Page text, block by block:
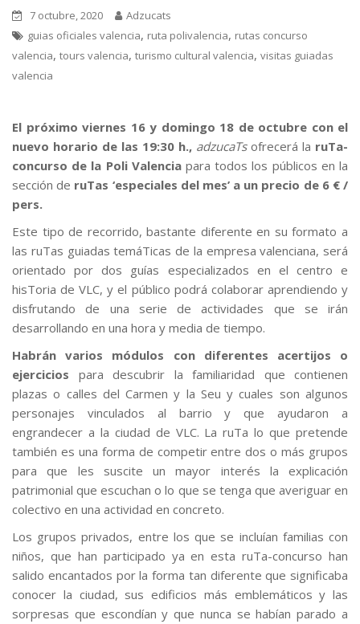
7 octubre, 2020
Adzucats
guias oficiales valencia, ruta polivalencia, rutas concurso
valencia, tours valencia, turismo cultural valencia, visitas guiadas
valencia
El próximo viernes 16 y domingo 18 de octubre con el
nuevo horario de las 19:30 h., adzucaTs ofrecerá la ruTa-
concurso de la Poli Valencia para todos los públicos en la
sección de ruTas ‘especiales del mes’ a un precio de 6 € /
pers.
Este tipo de recorrido, bastante diferente en su formato a
las ruTas guiadas temáTicas de la empresa valenciana, será
orientado por dos guías especializados en el centro e
hisToria de VLC, y el público podrá colaborar aprendiendo y
disfrutando de una serie de actividades que se irán
desarrollando en una hora y media de tiempo.
Habrán varios módulos con diferentes acertijos o
ejercicios para descubrir la familiaridad que contienen
plazas o calles del Carmen y la Seu y cuales son algunos
personajes vinculados al barrio y que ayudaron a
engrandecer a la ciudad de VLC. La ruTa lo que pretende
también es una forma de competir entre dos o más grupos
para que les suscite un mayor interés la explicación
patrimonial que escuchan o lo que se tenga que averiguar en
colectivo en una actividad en concreto.
Los grupos privados, entre los que se incluían familias con
niños, que han participado ya en esta ruTa-concurso han
salido encantados por la forma tan diferente que significaba
conocer la ciudad, sus edificios más emblemáticos y las
sorpresas que escondían y que nunca se habían parado a